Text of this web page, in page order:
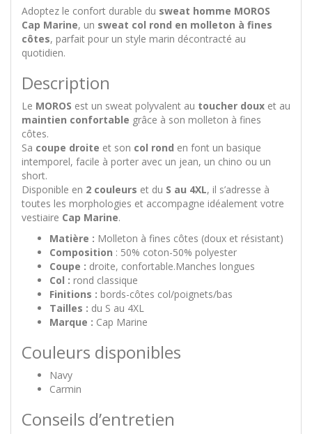
Adoptez le confort durable du sweat homme MOROS
Cap Marine, un sweat col rond en molleton à fines
côtes, parfait pour un style marin décontracté au
quotidien.
Description
Le MOROS est un sweat polyvalent au toucher doux et au
maintien confortable grâce à son molleton à fines
côtes.
Sa coupe droite et son col rond en font un basique
intemporel, facile à porter avec un jean, un chino ou un
short.
Disponible en 2 couleurs et du S au 4XL, il s’adresse à
toutes les morphologies et accompagne idéalement votre
vestiaire Cap Marine.
Matière : Molleton à fines côtes (doux et résistant)
Composition : 50% coton-50% polyester
Coupe : droite, confortable.Manches longues
Col : rond classique
Finitions : bords-côtes col/poignets/bas
Tailles : du S au 4XL
Marque : Cap Marine
Couleurs disponibles
Navy
Carmin
Conseils d’entretien